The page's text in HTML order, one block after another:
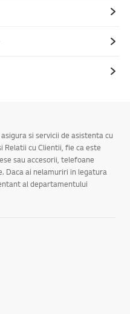
si servicii de asistenta cu
cu Clientii, fie ca este
sau accesorii, telefoane
Daca ai nelamuriri in legatura
al departamentului